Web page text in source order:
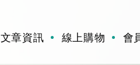
文章資訊 線上購物 會